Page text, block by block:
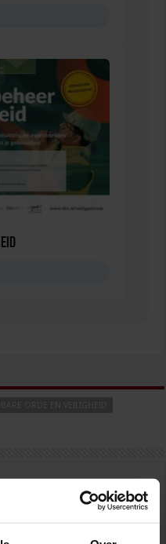
Bedrijf en Overheid
cursussen, opleidingen
voor en met
werkzaam bij de